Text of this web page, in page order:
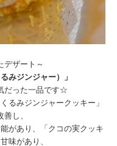
デザート～
みジンジャー）」
だった一品です☆
るみジンジャークッキー」
し、
があり、「クコの実クッキ
味があり、